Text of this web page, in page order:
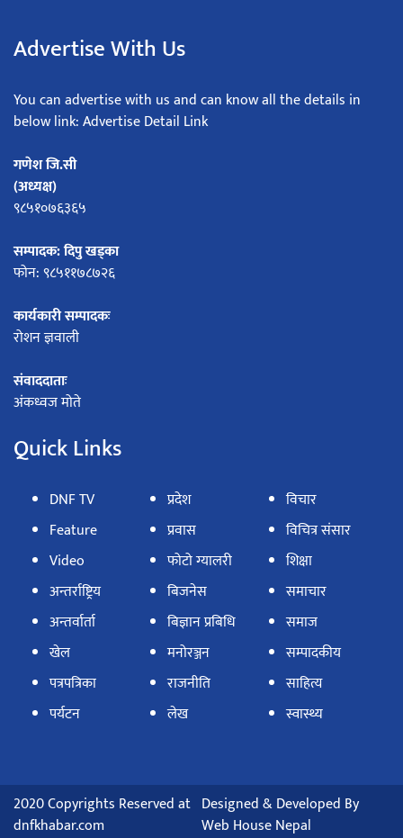
Advertise With Us
You can advertise with us and can know all the details in
below link: Advertise Detail Link
गणेश जि.सी
(अध्यक्ष)
९८५१०७६३६५
सम्पादक: दिपु खड्का
फोन: ९८५११७८७२६
कार्यकारी सम्पादकः
रोशन ज्ञवाली
संवाददाताः
अंकध्वज मोते
Quick Links
DNF TV
Feature
Video
अन्तर्राष्ट्रिय
अन्तर्वार्ता
खेल
पत्रपत्रिका
पर्यटन
प्रदेश
प्रवास
फोटो ग्यालरी
बिजनेस
बिज्ञान प्रबिधि
मनोरञ्जन
राजनीति
लेख
विचार
विचित्र संसार
शिक्षा
समाचार
समाज
सम्पादकीय
साहित्य
स्वास्थ्य
2020 Copyrights Reserved at
dnfkhabar.com
Designed & Developed By
Web House Nepal